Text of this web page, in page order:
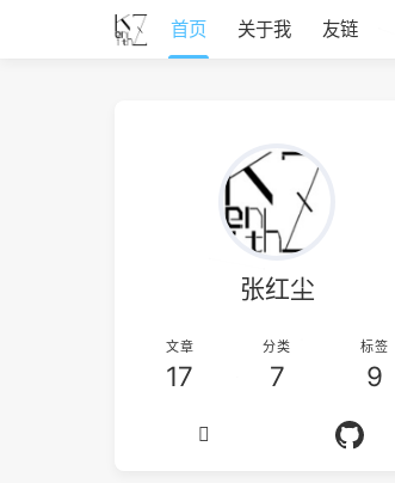
首页 关于我 友链
张红尘
文章
17
分类
7
标签
9